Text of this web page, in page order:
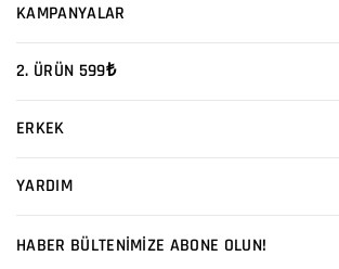
KAMPANYALAR
2. ÜRÜN 599₺
ERKEK
YARDIM
HABER BÜLTENİMİZE ABONE OLUN!